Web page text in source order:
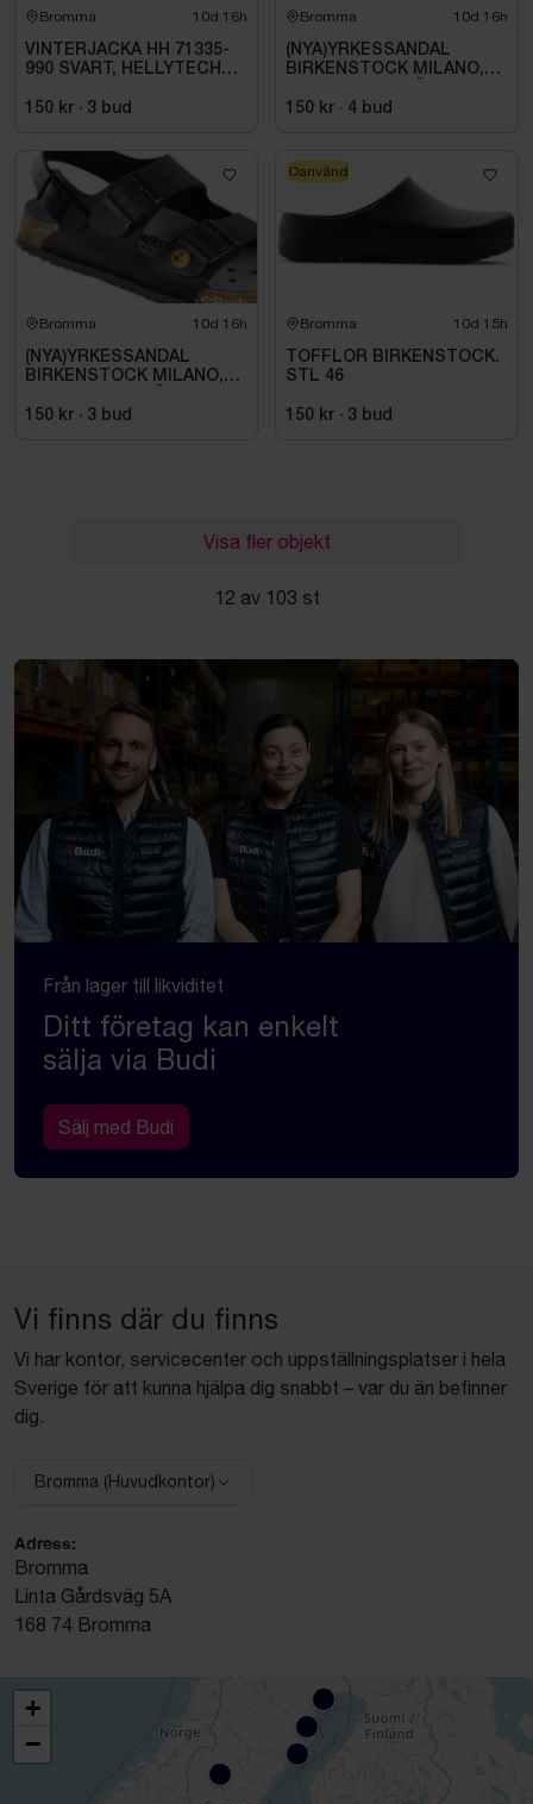
Bromma 10d 16h
VINTERJACKA HH 71335-
990 SVART, HELLYTECH
150 kr · 3 bud
Bromma 10d 16h
(NYA)YRKESSANDAL
BIRKENSTOCK MILANO,
SVART. STL 42
150 kr · 4 bud
Bromma 10d 16h
(NYA)YRKESSANDAL
BIRKENSTOCK MILANO,
SVART. STL 42
150 kr · 3 bud
Bromma 10d 15h
TOFFLOR BIRKENSTOCK.
STL 46
150 kr · 3 bud
Oanvänd
Visa fler objekt
12 av 103 st
Från lager till likviditet
Ditt företag kan enkelt
sälja via Budi
Sälj med Budi
Vi finns där du finns
Vi har kontor, servicecenter och uppställningsplatser i hela
Sverige för att kunna hjälpa dig snabbt – var du än befinner
dig.
Välj anläggning:
Bromma (Huvudkontor)
Adress:
Bromma
Linta Gårdsväg 5A
168 74 Bromma
+
−